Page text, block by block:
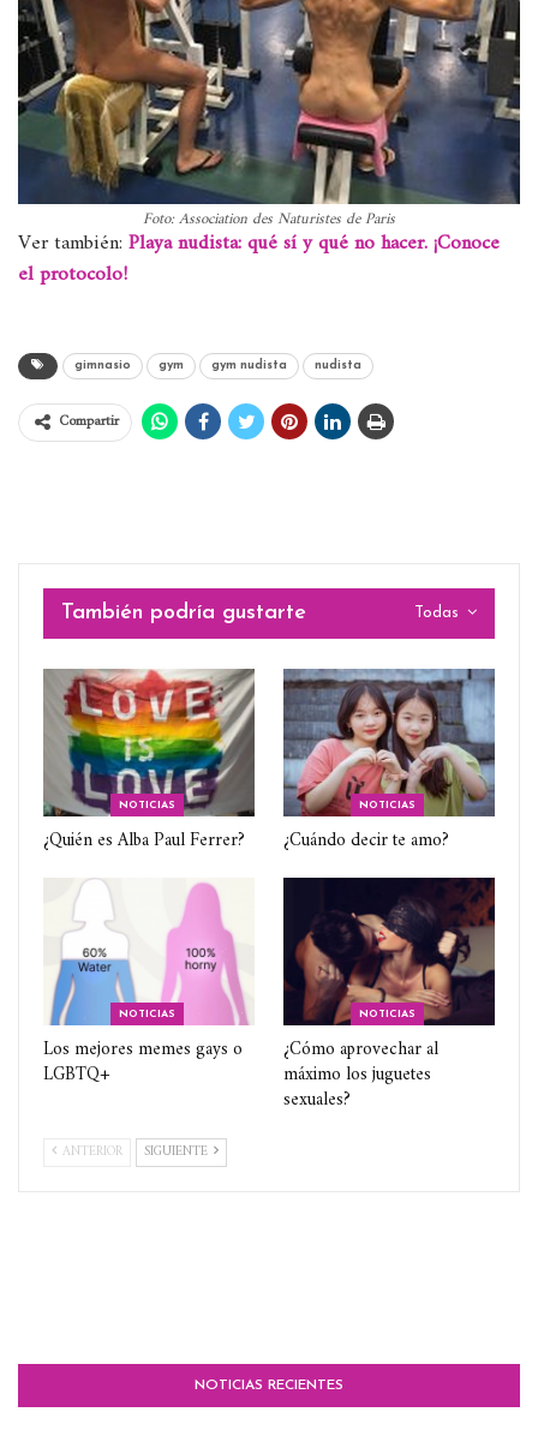
Foto: Association des Naturistes de Paris
Ver también: Playa nudista: qué sí y qué no hacer. ¡Conoce
el protocolo!
gimnasio gym gym nudista nudista
Compartir
Todas
También podría gustarte
NOTICIAS
¿Quién es Alba Paul Ferrer?
NOTICIAS
¿Cuándo decir te amo?
NOTICIAS
Los mejores memes gays o
LGBTQ+
NOTICIAS
¿Cómo aprovechar al
máximo los juguetes
sexuales?
ANTERIOR SIGUIENTE
NOTICIAS RECIENTES